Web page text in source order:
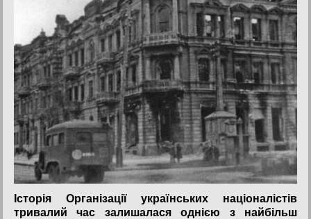
Історія Організації українських націоналістів
тривалий час залишалася однією з найбільш